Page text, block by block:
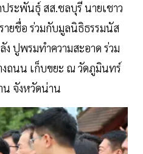
ระพันธุ์ สส.ชลบุรี นายเชาว
ยชื่อ ร่วมกับมูลนิธิธรรมนัส
ปูพรมทำความสะอาด ร่วม
ถนน เก็บขยะ ณ วัดภูมินทร์
น จังหวัดน่าน